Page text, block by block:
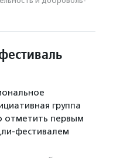
группа
отметить первым
фестивалем